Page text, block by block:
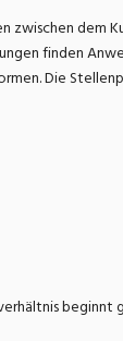
finden
Die